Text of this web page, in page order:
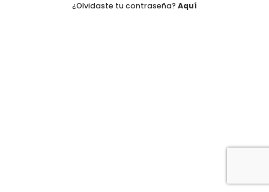
¿Olvidaste tu contraseña? Aquí